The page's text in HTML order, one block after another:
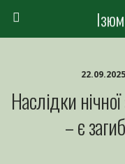
22.09.2025
Наслідки
– є